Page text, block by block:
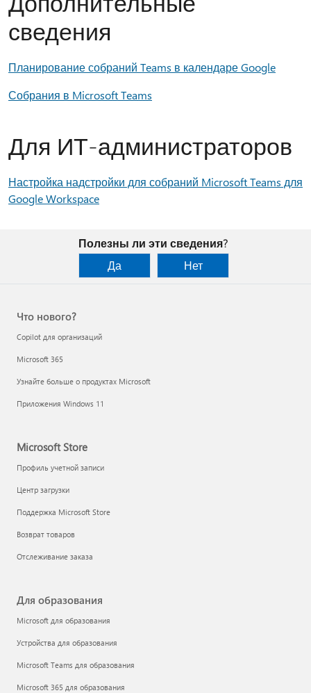
сведения
Планирование собраний Teams в календаре Google
Собрания в Microsoft Teams
Для ИТ-администраторов
Настройка надстройки для собраний Microsoft Teams для
Google Workspace
Полезны ли эти сведения?
Да
Нет
Что нового?
Copilot для организаций
Microsoft 365
Узнайте больше о продуктах Microsoft
Приложения Windows 11
Microsoft Store
Профиль учетной записи
Центр загрузки
Поддержка Microsoft Store
Возврат товаров
Отслеживание заказа
Для образования
Microsoft для образования
Устройства для образования
Microsoft Teams для образования
Microsoft 365 для образования